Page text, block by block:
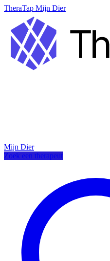
TheraTap Mijn Dier
Mijn Dier
Zoek een therapeut